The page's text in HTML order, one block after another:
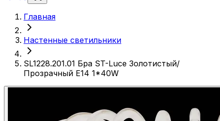
Главная
Настенные светильники
SL1228.201.01 Бра ST-Luce Золотистый/
Прозрачный E14 1*40W